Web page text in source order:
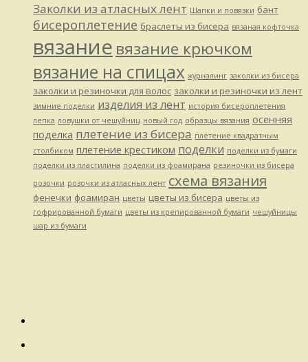
Заколки из атласных лент Шапки и повязки бант
бисероплетение браслеты из бисера вязаная кофточка
вязание вязание крючком
вязание на спицах журналинг заколки из бисера
заколки и резиночки для волос заколки и резиночки из лент
зимние поделки изделия из лент история бисероплетения
лепка ловушки от чешуйниц новый год образцы вязания осенняя
поделка плетение из бисера плетение квадратным
столбиком плетение крестиком поделки поделки из бумаги
поделки из пластилина поделки из фоамирана резиночки из бисера
розочки розочки из атласных лент схема вязания
фенечки фоамиран цветы цветы из бисера цветы из
гофрированной бумаги цветы из крепированной бумаги чешуйницы
шар из бумаги